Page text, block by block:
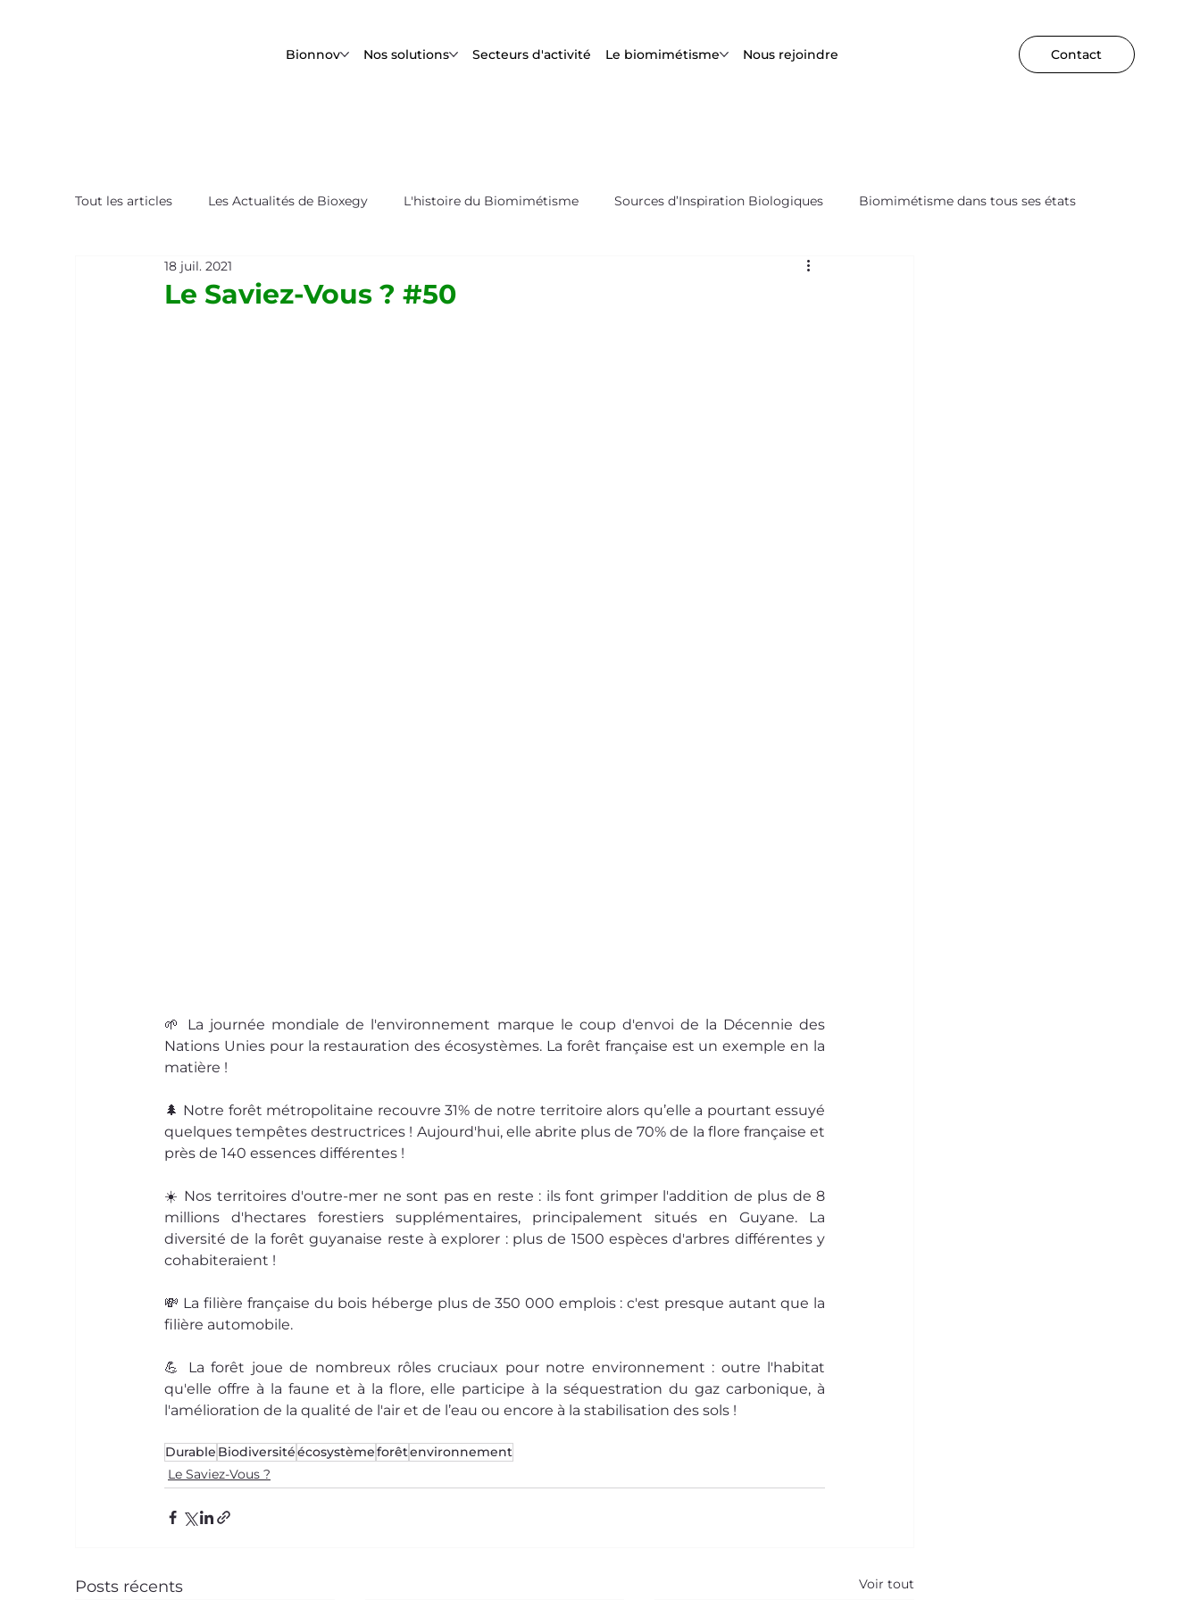
Bionnov Nos solutions Secteurs d'activité Le biomimétisme Nous rejoindre Contact
Tout les articles Les Actualités de Bioxegy L'histoire du Biomimétisme Sources d’Inspiration Biologiques Biomimétisme dans tous ses états
Le Saviez-Vous ?
Le Saviez-Vous ? #50
18 juil. 2021
🌱 La journée mondiale de l'environnement marque le coup d'envoi de la Décennie des
Nations Unies pour la restauration des écosystèmes. La forêt française est un exemple en la
matière !
🌲 Notre forêt métropolitaine recouvre 31% de notre territoire alors qu’elle a pourtant essuyé
quelques tempêtes destructrices ! Aujourd'hui, elle abrite plus de 70% de la flore française et
près de 140 essences différentes !
☀️ Nos territoires d'outre-mer ne sont pas en reste : ils font grimper l'addition de plus de 8
millions d'hectares forestiers supplémentaires, principalement situés en Guyane. La
diversité de la forêt guyanaise reste à explorer : plus de 1500 espèces d'arbres différentes y
cohabiteraient !
💸 La filière française du bois héberge plus de 350 000 emplois : c'est presque autant que la
filière automobile.
💪 La forêt joue de nombreux rôles cruciaux pour notre environnement : outre l'habitat
qu'elle offre à la faune et à la flore, elle participe à la séquestration du gaz carbonique, à
l'amélioration de la qualité de l'air et de l’eau ou encore à la stabilisation des sols !
Durable Biodiversitéécosystèmeforêtenvironnement
Le Saviez-Vous ?
Posts récents Voir tout